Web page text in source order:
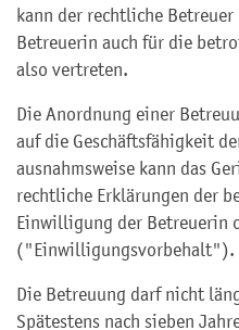
kann der rechtliche
Betreuerin auch für die
also vertreten.
Die Anordnung einer
auf die Geschäftsfähigkeit
ausnahmsweise kann das
rechtliche Erklärungen der
Einwilligung der Betreuerin
("Einwilligungsvorbehalt").
Die Betreuung darf nicht
Spätestens nach sieben